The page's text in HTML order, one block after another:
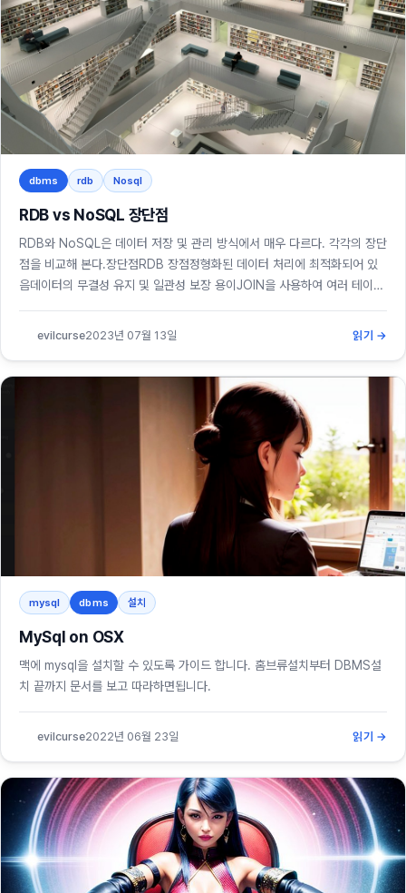
dbms rdb Nosql
RDB vs NoSQL 장단점
RDB와 NoSQL은 데이터 저장 및 관리 방식에서 매우 다르다. 각각의 장단
점을 비교해 본다.장단점RDB 장점정형화된 데이터 처리에 최적화되어 있
음데이터의 무결성 유지 및 일관성 보장 용이JOIN을 사용하여 여러 테이블
능RDB 단점대용량 데이터 처리에 한계스키마 변경이 어렵고 확장성이 낮
능하여 대규모 시스템에서 용이데이터 구조...
evilcurse2023년 07월 13일 읽기 →
mysql dbms 설치
MySql on OSX
맥에 mysql을 설치할 수 있도록 가이드 합니다. 홈브류설치부터 DBMS설
치 끝까지 문서를 보고 따라하면됩니다.
evilcurse2022년 06월 23일 읽기 →